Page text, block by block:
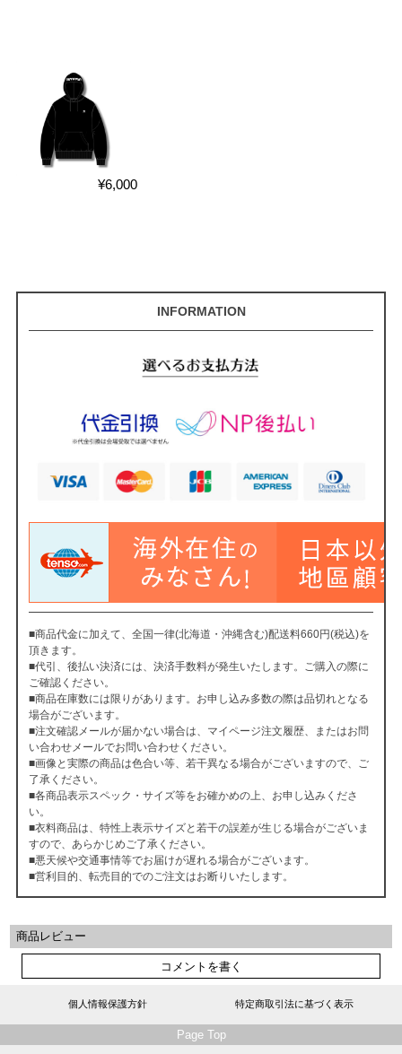
¥6,000
INFORMATION
■商品代金に加えて、全国一律(北海道・沖縄含む)配送料660円(税込)を
頂きます。
■代引、後払い決済には、決済手数料が発生いたします。ご購入の際に
ご確認ください。
■商品在庫数には限りがあります。お申し込み多数の際は品切れとなる
場合がございます。
■注文確認メールが届かない場合は、マイページ注文履歴、またはお問
い合わせメールでお問い合わせください。
■画像と実際の商品は色合い等、若干異なる場合がございますので、ご
了承ください。
■各商品表示スペック・サイズ等をお確かめの上、お申し込みくださ
い。
■衣料商品は、特性上表示サイズと若干の誤差が生じる場合がございま
すので、あらかじめご了承ください。
■悪天候や交通事情等でお届けが遅れる場合がございます。
■営利目的、転売目的でのご注文はお断りいたします。
商品レビュー
コメントを書く
個人情報保護方針 特定商取引法に基づく表示
Page Top